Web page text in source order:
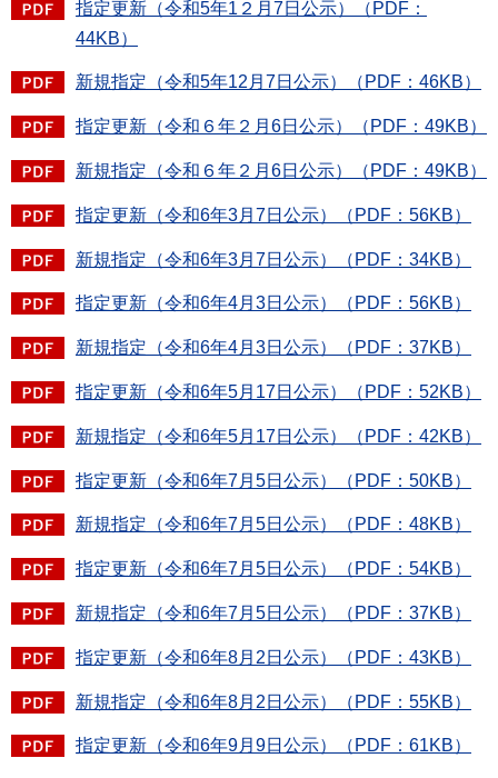
指定更新（令和5年1２月7日公示）（PDF：
44KB）
新規指定（令和5年12月7日公示）（PDF：46KB）
指定更新（令和６年２月6日公示）（PDF：49KB）
新規指定（令和６年２月6日公示）（PDF：49KB）
指定更新（令和6年3月7日公示）（PDF：56KB）
新規指定（令和6年3月7日公示）（PDF：34KB）
指定更新（令和6年4月3日公示）（PDF：56KB）
新規指定（令和6年4月3日公示）（PDF：37KB）
指定更新（令和6年5月17日公示）（PDF：52KB）
新規指定（令和6年5月17日公示）（PDF：42KB）
指定更新（令和6年7月5日公示）（PDF：50KB）
新規指定（令和6年7月5日公示）（PDF：48KB）
指定更新（令和6年7月5日公示）（PDF：54KB）
新規指定（令和6年7月5日公示）（PDF：37KB）
指定更新（令和6年8月2日公示）（PDF：43KB）
新規指定（令和6年8月2日公示）（PDF：55KB）
指定更新（令和6年9月9日公示）（PDF：61KB）